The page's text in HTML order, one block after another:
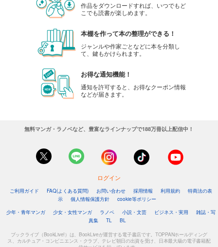
作品をダウンロードすれば、いつでもど
こでも読書が楽しめます。
本棚を作って本の整理ができる！
ジャンルや作家ごとなどに本を分類し
て、鍵もかけられます。
お得な通知機能！
通知を許可すると、お得なクーポン情報
などが届きます。
無料マンガ・ラノベなど、豊富なラインナップで188万冊以上配信中！
ログイン
ご利用ガイド FAQ(よくある質問) お問い合わせ 採用情報 利用規約
特商法の表
示
個人情報保護方針
cookie等ポリシー
少年・青年マンガ
少女・女性マンガ ラノベ 小説・文芸 ビジネス・実用
雑誌・写
真集
TL BL
ブックライブ（BookLive!）は、BookLiveが運営する電子書店です。TOPPANホールディング
ス、カルチュア・コンビニエンス・クラブ、テレビ朝日の出資を受け、日本最大級の電子書籍配